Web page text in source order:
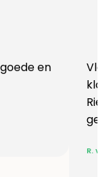
Vlotte
klopte
Rieneke,
gegeven